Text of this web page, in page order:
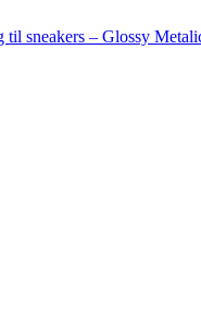
sneakers – Glossy